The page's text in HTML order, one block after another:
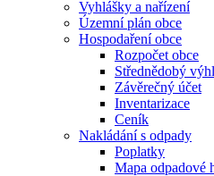
Vyhlášky a nařízení
Územní plán obce
Hospodaření obce
Rozpočet obce
Střednědobý
Závěrečný účet
Inventarizace
Ceník
Nakládání s odpady
Poplatky
Mapa odpadové